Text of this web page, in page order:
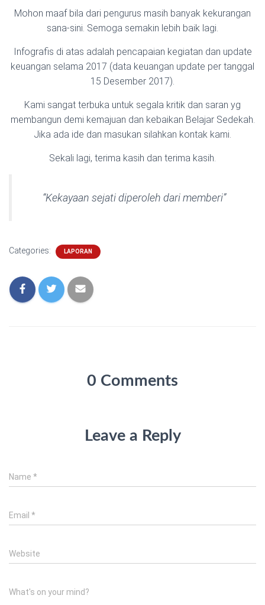
Mohon maaf bila dari pengurus masih banyak kekurangan
sana-sini. Semoga semakin lebih baik lagi.
Infografis di atas adalah pencapaian kegiatan dan update
keuangan selama 2017 (data keuangan update per tanggal
15 Desember 2017).
Kami sangat terbuka untuk segala kritik dan saran yg
membangun demi kemajuan dan kebaikan Belajar Sedekah.
Jika ada ide dan masukan silahkan kontak kami.
Sekali lagi, terima kasih dan terima kasih.
“Kekayaan sejati diperoleh dari memberi”
Categories: LAPORAN
0 Comments
Leave a Reply
Name *
Email *
Website
What's on your mind?